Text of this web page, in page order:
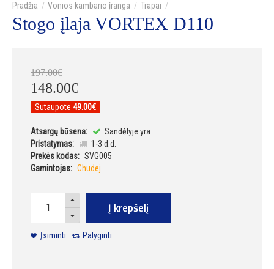
Vonios kambario įranga Trapai
Stogo įlaja VORTEX D110
197.00€
148.00€
Sutaupote 49.00€
Atsargų būsena:
Sandėlyje yra
Pristatymas:
1-3 d.d.
Prekės kodas: SVG005
Gamintojas: Chudej
Į krepšelį
Įsiminti Palyginti